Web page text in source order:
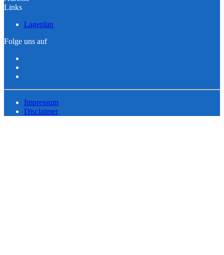
Links
Lageplan
Folge uns auf
Impressum
Disclaimer